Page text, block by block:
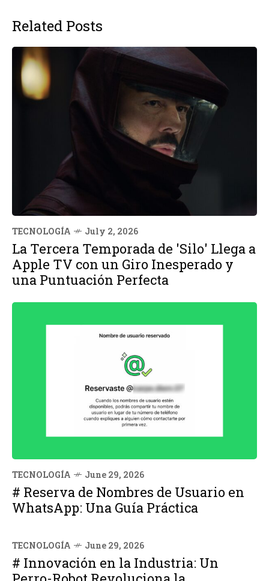
Related Posts
TECNOLOGÍA July 2, 2026
La Tercera Temporada de 'Silo' Llega a
Apple TV con un Giro Inesperado y
una Puntuación Perfecta
TECNOLOGÍA June 29, 2026
# Reserva de Nombres de Usuario en
WhatsApp: Una Guía Práctica
TECNOLOGÍA June 29, 2026
# Innovación en la Industria: Un